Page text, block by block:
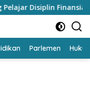
Finansial sejak dini
Parlemen